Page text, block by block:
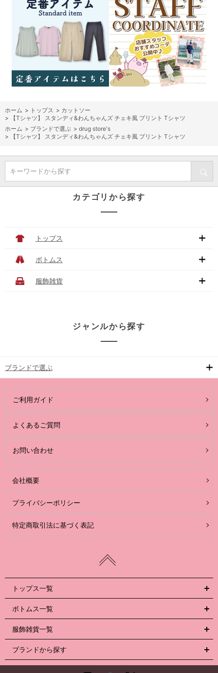
ホーム > トップス > カットソー
>
【Tシャツ】 スタンディ&わんちゃんズ チェキ風 プリント Tシャツ
ホーム > ブランドで選ぶ > drug store's
>
【Tシャツ】 スタンディ&わんちゃんズ チェキ風 プリント Tシャツ
キーワードから探す
カテゴリから探す
トップス
ボトムス
服飾雑貨
ジャンルから探す
ブランドで選ぶ
ご利用ガイド
よくあるご質問
お問い合わせ
会社概要
プライバシーポリシー
特定商取引法に基づく表記
トップス一覧
ボトムス一覧
服飾雑貨一覧
ブランドから探す